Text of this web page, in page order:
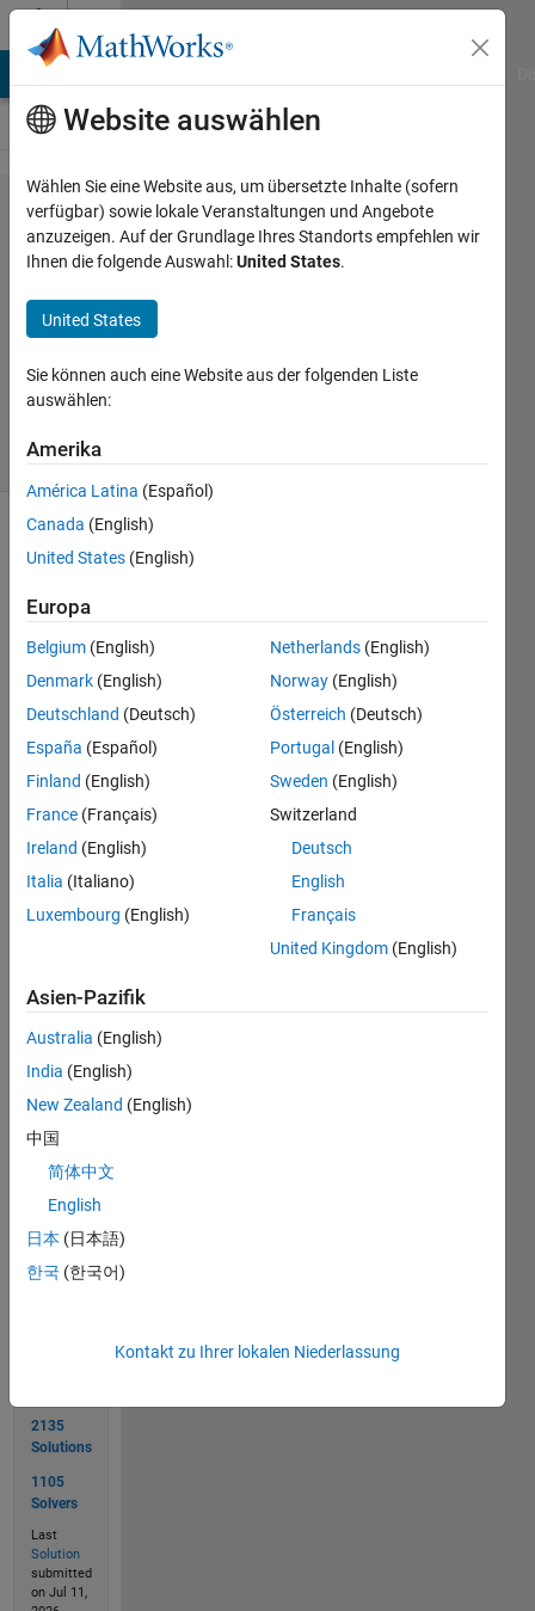
Weiter zum Inhalt
Problem
44686.
Farzaneh
1K
8 likes
as
input,
generate
a n-by-n
'J' using
0 and 1
.
Example:
n=5
ans=
[0 0 0 0 1
1 0 0 0 1
1 1 1 1 1]
n=4
[0 0 0 1
1 0 0 1
Solve
2135
Solutions
1105
Solvers
Last
Solution
submitted
on Jul 11,
Website auswählen
Wählen Sie eine Website aus, um übersetzte Inhalte (sofern
verfügbar) sowie lokale Veranstaltungen und Angebote
anzuzeigen. Auf der Grundlage Ihres Standorts empfehlen wir
Ihnen die folgende Auswahl:United States.
United States
Sie können auch eine Website aus der folgenden Liste
auswählen:
Amerika
América Latina (Español)
Canada (English)
United States (English)
Europa
Belgium (English)
Denmark (English)
Deutschland (Deutsch)
España (Español)
Finland (English)
France (Français)
Ireland (English)
Italia (Italiano)
Luxembourg (English)
Netherlands (English)
Norway (English)
Österreich (Deutsch)
Portugal (English)
Sweden (English)
Switzerland
Deutsch
English
Français
United Kingdom (English)
Asien-Pazifik
Australia (English)
India (English)
New Zealand (English)
中国
简体中文
English
日本 (日本語)
한국 (한국어)
Kontakt zu Ihrer lokalen Niederlassung